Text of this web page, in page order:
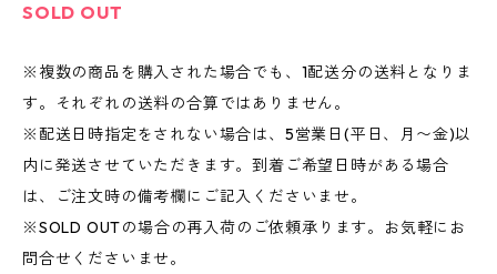
SOLD OUT
※複数の商品を購入された場合でも、1配送分の送料となりま
す。それぞれの送料の合算ではありません。
※配送日時指定をされない場合は、5営業日(平日、月〜金)以
内に発送させていただきます。到着ご希望日時がある場合
は、ご注文時の備考欄にご記入くださいませ。
※SOLD OUTの場合の再入荷のご依頼承ります。お気軽にお
問合せくださいませ。